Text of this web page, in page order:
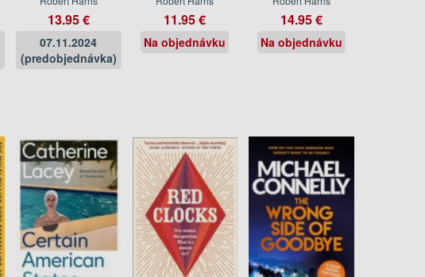
13.95 €
07.11.2024
(predobjednávka)
11.95 €
Na objednávku
14.95 €
Na objednávku